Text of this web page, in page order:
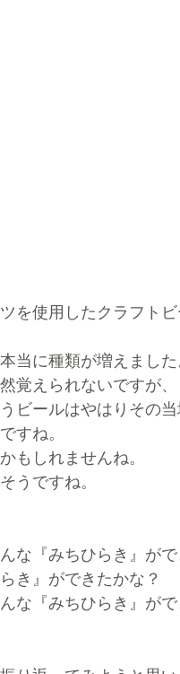
を使用したクラフト
当に種類が増えまし
覚えられないですが、
ビールはやはりその
すね。
もしれませんね。
うですね。
な『みちひらき』が
き』ができたかな？
な『みちひらき』が